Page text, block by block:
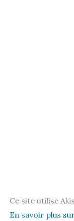
Ce site utilise
En savoir plus